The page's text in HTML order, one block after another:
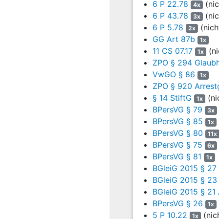
organisatorischen
Leiter eine
bestehenden
und sonstigen
Partner einer
juris Rn. 15 f. und
Das
diese zitierenden
Gewichtung der
Maßnahmen, die den
zukommt. Einstellung
innerdienstlicher
vom 29. März 2001 –
Urlaubsbewilligung,
der vollen oder
lediglich Mitwirkungs-
geringerer Bedeutung
juris Rn. 26).
6 P 22.78
4x
6 P 43.78
3x
6 P 5.78
2x
GG Art 87b
1x
11 CS 07.17 1x
ZPO § 294
VwGO § 86 1x
ZPO § 920
§ 14 StiftG 1x
BPersVG § 79
3x
BPersVG § 85 1x
BPersVG § 80 11x
BPersVG § 75 6x
BPersVG § 81 1x
BGleiG 2015 §
BGleiG 2015 §
BGleiG 2015 §
BPersVG § 26 1x
5 P 10.22 1x